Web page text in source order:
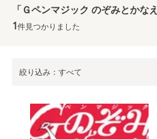
「Ｇペンマジック のぞみとかな
1件見つかりました
絞り込み：すべて